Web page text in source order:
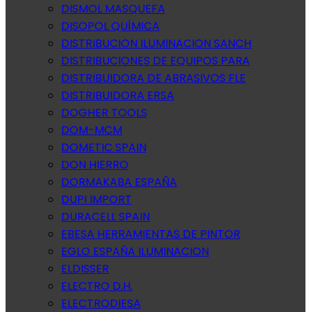
DISMOL MASQUEFA
DISOPOL QUÍMICA
DISTRIBUCION ILUMINACION SANCH
DISTRIBUCIONES DE EQUIPOS PARA
DISTRIBUIDORA DE ABRASIVOS FLE
DISTRIBUIDORA ERSA
DOGHER TOOLS
DOM-MCM
DOMETIC SPAIN
DON HIERRO
DORMAKABA ESPAÑA
DUPI IMPORT
DURACELL SPAIN
EBESA HERRAMIENTAS DE PINTOR
EGLO ESPAÑA ILUMINACION
ELDISSER
ELECTRO D.H.
ELECTRODIESA